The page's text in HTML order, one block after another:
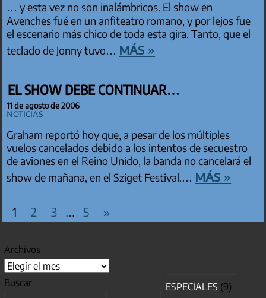
… y esta vez no son inalámbricos. El show en
Avenches fué en un anfiteatro romano, y por lejos fue
el escenario más chico de toda esta gira. Tanto, que el
teclado de Jonny tuvo… más »
EL SHOW DEBE CONTINUAR…
11 de agosto de 2006
Noticias
Graham reportó hoy que, a pesar de los múltiples
vuelos cancelados debido a los intentos de secuestro
de aviones en el Reino Unido, la banda no cancelará el
show de mañana, en el Sziget Festival.… más »
PAGINACIÓN DE ENTRADAS
1 2 3 … 5
Entradas
»
Archivos
Buscar
ESPECIALES (9)